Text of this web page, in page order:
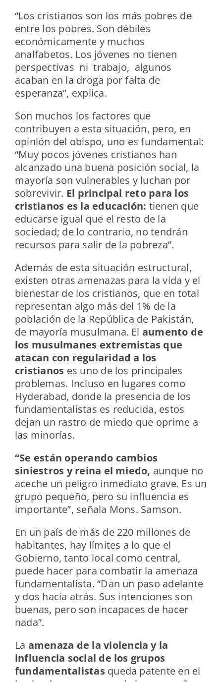
“Los cristianos son los más pobres de
entre los pobres. Son débiles
económicamente y muchos
analfabetos. Los jóvenes no tienen
perspectivas ni trabajo, algunos
acaban en la droga por falta de
esperanza”, explica.
Son muchos los factores que
contribuyen a esta situación, pero, en
opinión del obispo, uno es fundamental:
“Muy pocos jóvenes cristianos han
alcanzado una buena posición social, la
mayoría son vulnerables y luchan por
sobrevivir. El principal reto para los
cristianos es la educación: tienen que
educarse igual que el resto de la
sociedad; de lo contrario, no tendrán
recursos para salir de la pobreza”.
Además de esta situación estructural,
existen otras amenazas para la vida y el
bienestar de los cristianos, que en total
representan algo más del 1% de la
población de la República de Pakistán,
de mayoría musulmana. El aumento de
los musulmanes extremistas que
atacan con regularidad a los
cristianos es uno de los principales
problemas. Incluso en lugares como
Hyderabad, donde la presencia de los
fundamentalistas es reducida, estos
dejan un rastro de miedo que oprime a
las minorías.
“Se están operando cambios
siniestros y reina el miedo, aunque no
aceche un peligro inmediato grave. Es un
grupo pequeño, pero su influencia es
importante”, señala Mons. Samson.
En un país de más de 220 millones de
habitantes, hay límites a lo que el
Gobierno, tanto local como central,
puede hacer para combatir la amenaza
fundamentalista. “Dan un paso adelante
y dos hacia atrás. Sus intenciones son
buenas, pero son incapaces de hacer
nada”.
La amenaza de la violencia y la
influencia social de los grupos
fundamentalistasqueda patente en el